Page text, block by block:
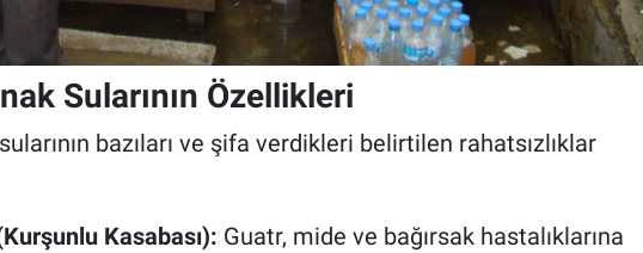
Sularının Özellikleri
bazıları ve şifa verdikleri belirtilen rahatsızlıklar
Kasabası): Guatr, mide ve bağırsak hastalıklarına